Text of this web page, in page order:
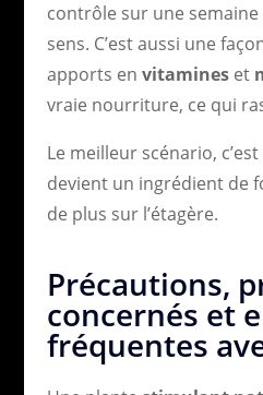
contrôle sur une
sens. C’est aussi une
apports en vitamineset
vraie nourriture, ce qui
Le meilleur scénario,
devient un ingrédient de
de plus sur l’étagère.
Précautions,
concernés et
fréquentes